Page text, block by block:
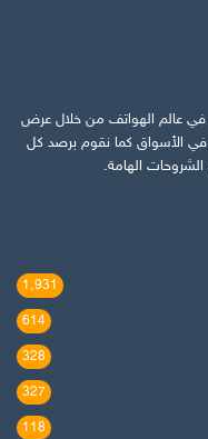
في عالم الهواتف من خلال عرض
في الأسواق كما نقوم برصد كل
الشروحات الهامة.
1٬931
614
328
327
118